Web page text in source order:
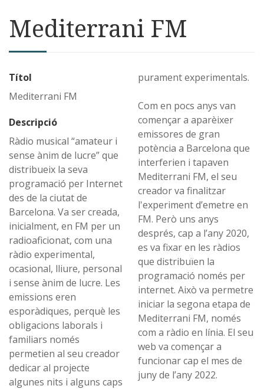
Mediterrani FM
Títol
Mediterrani FM
Descripció
Ràdio musical “amateur i
sense ànim de lucre” que
distribueix la seva
programació per Internet
des de la ciutat de
Barcelona. Va ser creada,
inicialment, en FM per un
radioaficionat, com una
ràdio experimental,
ocasional, lliure, personal
i sense ànim de lucre. Les
emissions eren
esporàdiques, perquè les
obligacions laborals i
familiars només
permetien al seu creador
dedicar al projecte
algunes nits i alguns caps
purament experimentals.
Com en pocs anys van
començar a aparèixer
emissores de gran
potència a Barcelona que
interferien i tapaven
Mediterrani FM, el seu
creador va finalitzar
l'experiment d’emetre en
FM. Però uns anys
després, cap a l’any 2020,
es va fixar en les ràdios
que distribuïen la
programació només per
internet. Això va permetre
iniciar la segona etapa de
Mediterrani FM, només
com a ràdio en línia. El seu
web va començar a
funcionar cap el mes de
juny de l’any 2022.